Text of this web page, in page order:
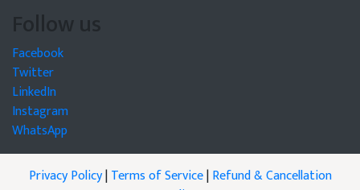
Follow us
Facebook
Twitter
LinkedIn
Instagram
WhatsApp
Privacy Policy|Terms of Service|Refund & Cancellation